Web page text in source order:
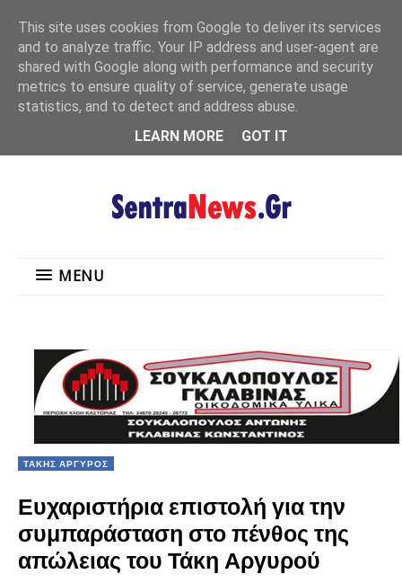
MENU
MENU
ΤΑΚΗΣ ΑΡΓΥΡΟΣ
Ευχαριστήρια επιστολή για την
συμπαράσταση στο πένθος της
απώλειας του Τάκη Αργυρού
This site uses cookies from Google to deliver its services
and to analyze traffic. Your IP address and user-agent are
shared with Google along with performance and security
metrics to ensure quality of service, generate usage
statistics, and to detect and address abuse.
LEARN MORE
GOT IT